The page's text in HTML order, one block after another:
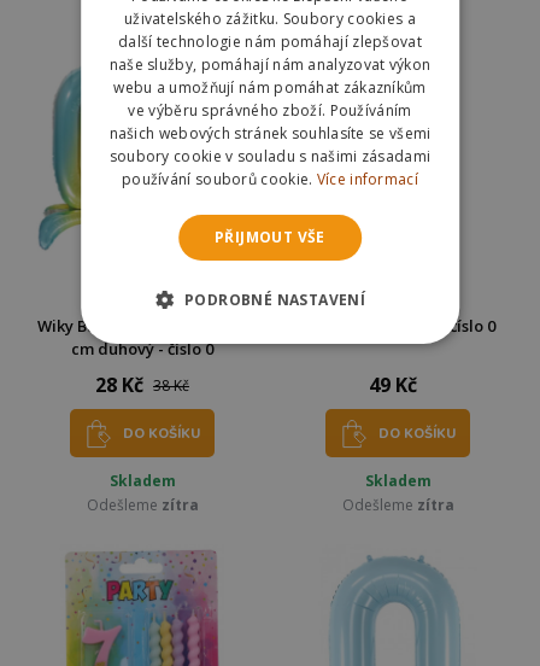
Wiky Balónek nafukovací 80
cm duhový - číslo 0
28 Kč 38 Kč
DO KOŠÍKU
Skladem
Odešleme zítra
Albi Prskavka zlatá číslo 0
49 Kč
DO KOŠÍKU
Skladem
Odešleme zítra
uživatelského zážitku. Soubory cookies a
další technologie nám pomáhají zlepšovat
naše služby, pomáhají nám analyzovat výkon
webu a umožňují nám pomáhat zákazníkům
ve výběru správného zboží. Používáním
našich webových stránek souhlasíte se všemi
soubory cookie v souladu s našimi zásadami
používání souborů cookie. Více informací
PŘIJMOUT VŠE
PODROBNÉ NASTAVENÍ